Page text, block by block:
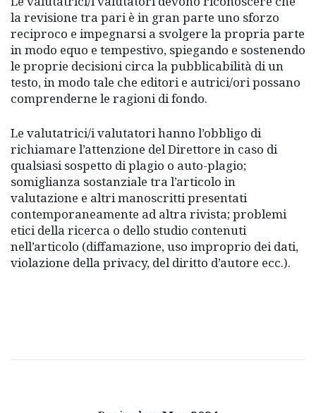
la revisione tra pari è in gran parte uno sforzo
reciproco e impegnarsi a svolgere la propria parte
in modo equo e tempestivo, spiegando e sostenendo
le proprie decisioni circa la pubblicabilità di un
testo, in modo tale che editori e autrici/ori possano
comprenderne le ragioni di fondo.
Le valutatrici/i valutatori hanno l’obbligo di
richiamare l’attenzione del Direttore in caso di
qualsiasi sospetto di plagio o auto-plagio;
somiglianza sostanziale tra l’articolo in
valutazione e altri manoscritti presentati
contemporaneamente ad altra rivista; problemi
etici della ricerca o dello studio contenuti
nell’articolo (diffamazione, uso improprio dei dati,
violazione della privacy, del diritto d’autore ecc.).